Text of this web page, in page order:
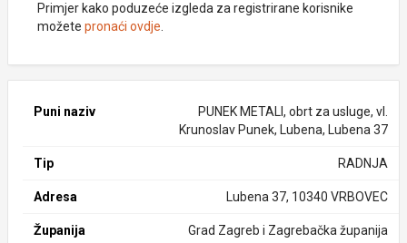
Primjer kako poduzeće izgleda za registrirane korisnike
možete pronaći ovdje
Puni naziv
PUNEK METALI, obrt za usluge, vl.
Krunoslav Punek, Lubena, Lubena 37
Tip RADNJA
Adresa Lubena 37, 10340 VRBOVEC
Županija Grad Zagreb i Zagrebačka županija